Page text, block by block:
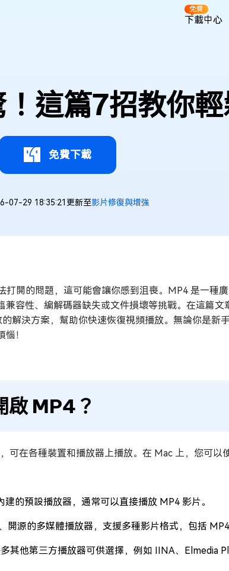
資料恢復
需備份復原 LINE 聊天記錄
· USB 隨身碟救援
· 資料救援
復
檔案修
復
強
強
線上照片修復
線上檔案修復
· 電影感
· 動漫轉
中的所有 DLL 錯誤
毀的 PST/OST 檔案
· 硬碟對拷
· 擴充 C 槽
下載中心
免費
這篇7招教你輕
免費下載
07-29 18:35:21更新至影片修復與增強
打開的問題，這可能會讓你感到沮喪。MP4 是一種
兼容性、編解碼器缺失或文件損壞等挑戰。在這篇
解決方案，幫助你快速恢復視頻播放。無論你是新
！
啟 MP4？
可在各種裝置和播放器上播放。在 Mac 上，您可以
建的預設播放器，通常可以直接播放 MP4 影片。
開源的多媒體播放器，支援多種影片格式，包括 MP4
其他第三方播放器可供選擇，例如 IINA、Elmedia